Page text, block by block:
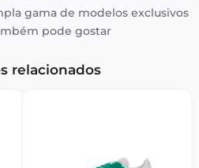
gama de modelos exclusivos
pode gostar
relacionados